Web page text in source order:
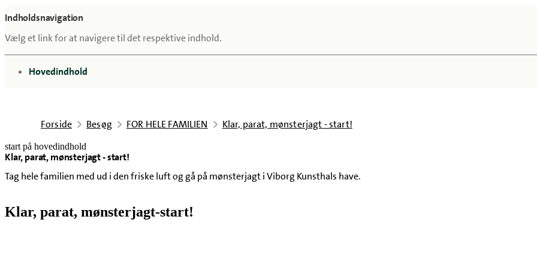
Indholdsnavigation
Vælg et link for at navigere til det respektive indhold.
gå til
Hovedindhold
Forside Besøg FOR HELE FAMILIEN Klar, parat, mønsterjagt - start!
start på hovedindhold
Klar, parat, mønsterjagt - start!
Tag hele familien med ud i den friske luft og gå på mønsterjagt i Viborg Kunsthals have.
senest opdateret 24. april 2026
Klar, parat, mønsterjagt-start!